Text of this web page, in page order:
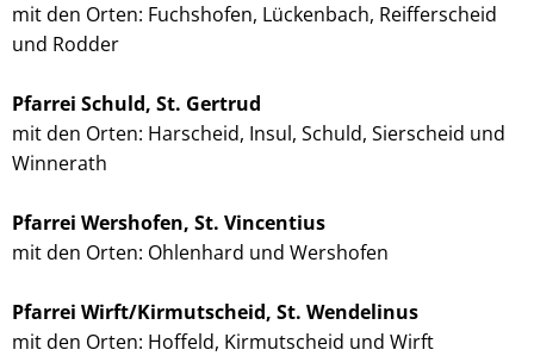
mit den Orten: Fuchshofen, Lückenbach, Reifferscheid
und Rodder
Pfarrei Schuld, St. Gertrud
mit den Orten: Harscheid, Insul, Schuld, Sierscheid und
Winnerath
Pfarrei Wershofen, St. Vincentius
mit den Orten: Ohlenhard und Wershofen
Pfarrei Wirft/Kirmutscheid, St. Wendelinus
mit den Orten: Hoffeld, Kirmutscheid und Wirft